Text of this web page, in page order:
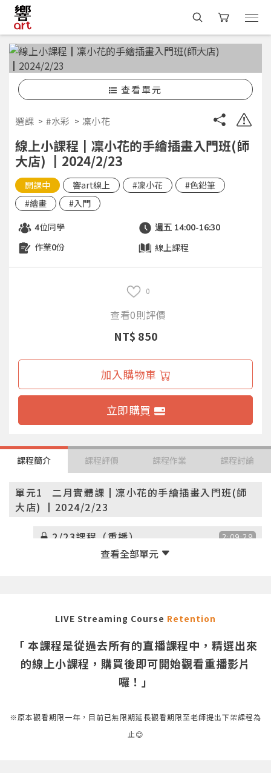
查看單元
選課 #水彩 凜小花
線上小課程┃凜小花的手繪插畫入門班(師
大店) ┃2024/2/23
開課中 響art線上 #凜小花
#色鉛筆
#繪畫
#入門
4位同學 週五 14:00-16:30
作業0份 線上課程
0
查看0則評價
NT$ 850
加入購物車
立即購買
課程簡介 課程評價 課程作業 課程討論
單元1
二月實體課┃凜小花的手繪插畫入門班(師
大店) ┃2024/2/23
2/23課程（重播） 2:09:29
LIVE Streaming Course Retention
「 本課程是從過去所有的直播課程中，精選出來
的線上小課程，購買後即可開始觀看重播影片
囉！」
※原本觀看期限一年，目前已無限期延長觀看期限至老師提出下架課程為
止😊